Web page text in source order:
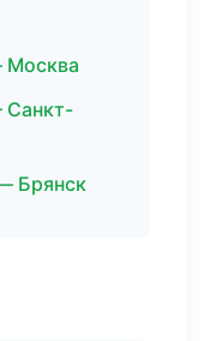
Москва
Санкт-
Брянск